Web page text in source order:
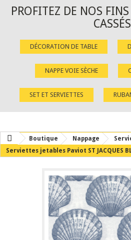
PROFITEZ DE NOS
CASSÉS
DÉCORATION DE TABLE
NAPPE VOIE SÈCHE
SET ET SERVIETTES
Boutique Nappage
Serviettes jetables Paviot ST JACQUES